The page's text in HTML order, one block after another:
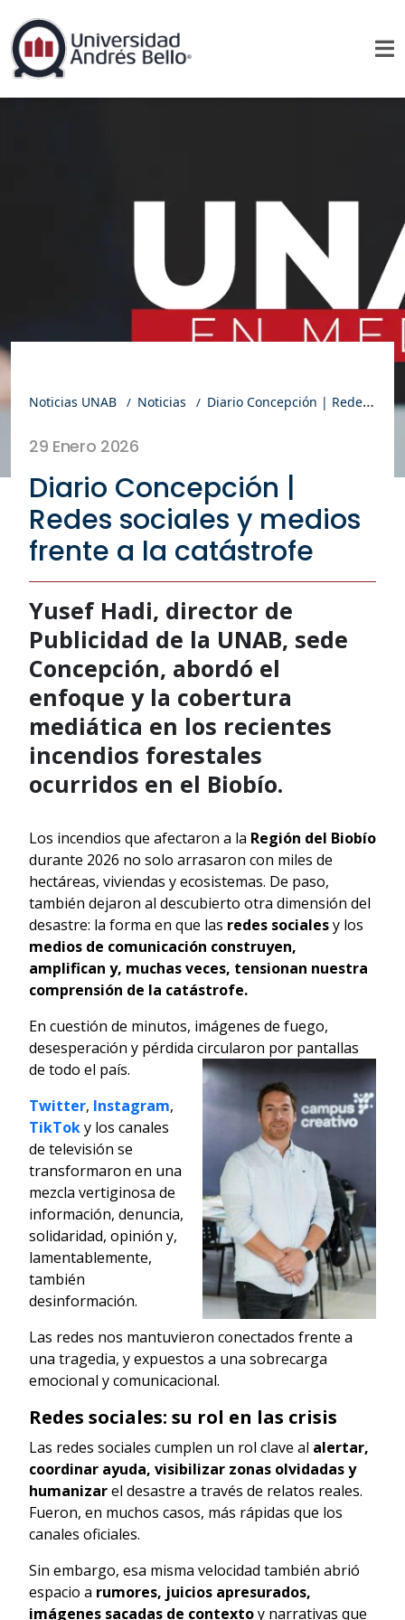
Noticias UNAB Noticias Diario Concepción | Redes sociales y medios frente a la catástrofe
29 Enero 2026
Diario Concepción |
Redes sociales y medios
frente a la catástrofe
Yusef Hadi, director de
Publicidad de la UNAB, sede
Concepción, abordó el
enfoque y la cobertura
mediática en los recientes
incendios forestales
ocurridos en el Biobío.
Los incendios que afectaron a la Región del Biobío
durante 2026 no solo arrasaron con miles de
hectáreas, viviendas y ecosistemas. De paso,
también dejaron al descubierto otra dimensión del
desastre: la forma en que las redes socialesy los
medios de comunicación construyen,
amplifican y, muchas veces, tensionan nuestra
comprensión de la catástrofe.
En cuestión de minutos, imágenes de fuego,
desesperación y pérdida circularon por pantallas
de todo el país.
Twitter, Instagram,
TikToky los canales
de televisión se
transformaron en una
mezcla vertiginosa de
información, denuncia,
solidaridad, opinión y,
lamentablemente,
también
desinformación.
Las redes nos mantuvieron conectados frente a
una tragedia, y expuestos a una sobrecarga
emocional y comunicacional.
Redes sociales: su rol en las crisis
Las redes sociales cumplen un rol clave al alertar,
coordinar ayuda, visibilizar zonas olvidadas y
humanizarel desastre a través de relatos reales.
Fueron, en muchos casos, más rápidas que los
canales oficiales.
Sin embargo, esa misma velocidad también abrió
espacio a rumores, juicios apresurados,
imágenes sacadas de contextoy narrativas que